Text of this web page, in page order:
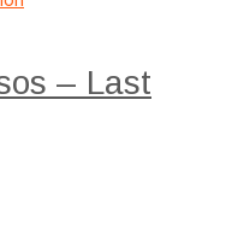
– Last